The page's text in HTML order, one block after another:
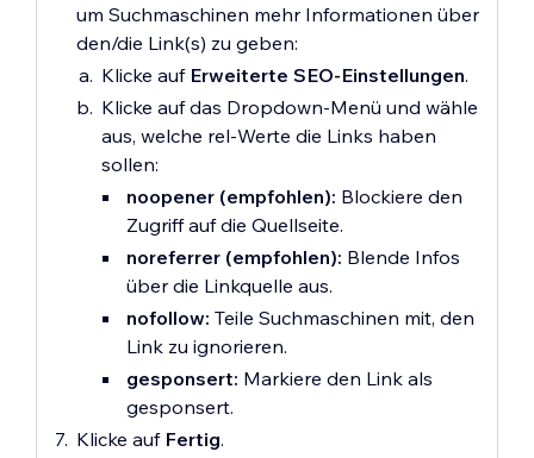
um Suchmaschinen mehr Informationen über
den/die Link(s) zu geben:
Klicke auf Erweiterte SEO-Einstellungen.
Klicke auf das Dropdown-Menü und wähle
aus, welche rel-Werte die Links haben
sollen:
noopener (empfohlen): Blockiere den
Zugriff auf die Quellseite.
noreferrer (empfohlen): Blende Infos
über die Linkquelle aus.
nofollow: Teile Suchmaschinen mit, den
Link zu ignorieren.
gesponsert: Markiere den Link als
gesponsert.
Klicke auf Fertig.